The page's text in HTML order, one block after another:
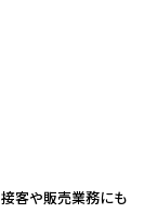
接客や販売業務にも